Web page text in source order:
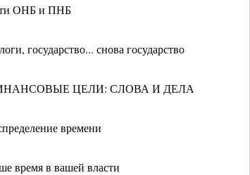
ОНБ и ПНБ
государство... снова государство
ЦЕЛИ: СЛОВА И ДЕЛА
времени
время в вашей власти